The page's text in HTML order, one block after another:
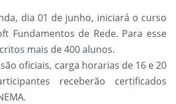
dia 01 de junho, iniciará o curso
Fundamentos de Rede. Para esse
mais de 400 alunos.
oficiais, carga horarias de 16 e 20
receberão certificados